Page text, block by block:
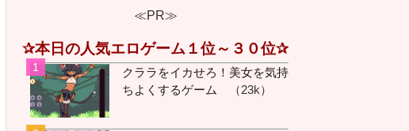
こ :笑้้้้้้้้้้้้้้้ ้้้้้้้้้้้้้้้้้้้ ้้้้้้้้้้้้้้้้้ ้้้้้้้้้้้้้้้้ ั้้้้้้้้้้้้้้้้้้้้้้้้้้้้้้ ้้้้้้้้้้้้้้้้้้้ ้้้้้้้้้้้้้้้้้ ้้้้้้้้้้้้้้้้ ั้้้้้้้้้้้้
こ :้้้้้้้้้้้้้้้ ้้้้้้้้้้้้้้้้้้้ ้้้้้้้้้้้้้้้้้ ้้้้้้้้้้้้้้้้ ั้้้้้้้้้้้้้้้้้้้้้้้้้้้้้้ ้้้้้้้้้้้้้้้้้้้ ้้้้้้้้้้้้้้้้้ ้้้้้้้้้้้้้้้้ ั้้้้้้้้้้้้้
こ :
こ :
≪PR≫
✰本日の人気エロゲーム１位～３０位✰
クララをイカせろ！美女を気持
ちよくするゲーム
（23k）